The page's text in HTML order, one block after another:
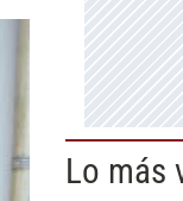
Lo más